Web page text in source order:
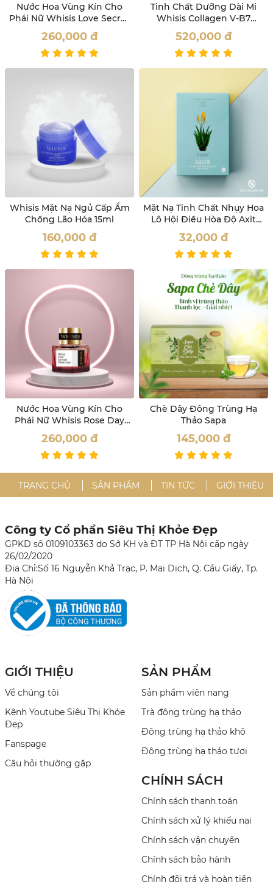
Nước Hoa Vùng Kín Cho
Phái Nữ Whisis Love Secret
Inner Perfume
260,000 đ
Tinh Chất Dưỡng Dài Mi
Whisis Collagen V-B7
Eyelash Volume Ampoule
520,000 đ
Whisis Mặt Nạ Ngủ Cấp Ẩm
Chống Lão Hóa 15ml
160,000 đ
Mặt Nạ Tinh Chất Nhụy Hoa
Lô Hội Điều Hòa Độ Axit
Của Da Whisis
32,000 đ
Nước Hoa Vùng Kín Cho
Phái Nữ Whisis Rose Day
Inner Perfume
260,000 đ
Chè Dây Đông Trùng Hạ
Thảo Sapa
145,000 đ
TRANG CHỦ SẢN PHẨM TIN TỨC GIỚI THIỆU
Công ty Cổ phần Siêu Thị Khỏe Đẹp
GPKD số 0109103363 do Sở KH và ĐT TP Hà Nội cấp ngày
26/02/2020
Địa Chỉ:Số 16 Nguyễn Khả Trạc, P. Mai Dịch, Q. Cầu Giấy, Tp.
Hà Nội
GIỚI THIỆU
Về chúng tôi
Kênh Youtube Siêu Thị Khỏe
Đẹp
Fanspage
Câu hỏi thường gặp
SẢN PHẨM
Sản phẩm viên nang
Trà đông trùng hạ thảo
Đông trùng hạ thảo khô
Đông trùng hạ thảo tươi
CHÍNH SÁCH
Chính sách thanh toán
Chính sách xử lý khiếu nại
Chính sách vận chuyển
Chính sách bảo hành
Chính đổi trả và hoàn tiền